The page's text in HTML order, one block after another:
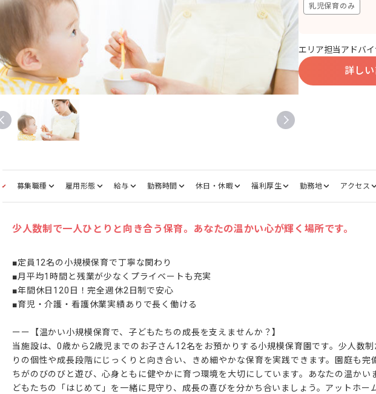
乳児保育のみ
エリア担当アドバ
詳し
募集職種 雇用形態 給与 勤務時間 休日・休暇 福利厚生 勤務地 アクセス
少人数制で一人ひとりと向き合う保育。あなたの温かい心が輝く場所です。
■定員12名の小規模保育で丁寧な関わり
■月平均1時間と残業が少なくプライベートも充実
■年間休日120日！完全週休2日制で安心
■育児・介護・看護休業実績ありで長く働ける
ーー【温かい小規模保育で、子どもたちの成長を支えませんか？】
当施設は、0歳から2歳児までのお子さん12名をお預かりする小規模保育園です。少人数
りの個性や成長段階にじっくりと向き合い、きめ細やかな保育を実践できます。園庭も完
ちがのびのびと遊び、心身ともに健やかに育つ環境を大切にしています。あなたの温かい
どもたちの「はじめて」を一緒に見守り、成長の喜びを分かち合いましょう。アットホー